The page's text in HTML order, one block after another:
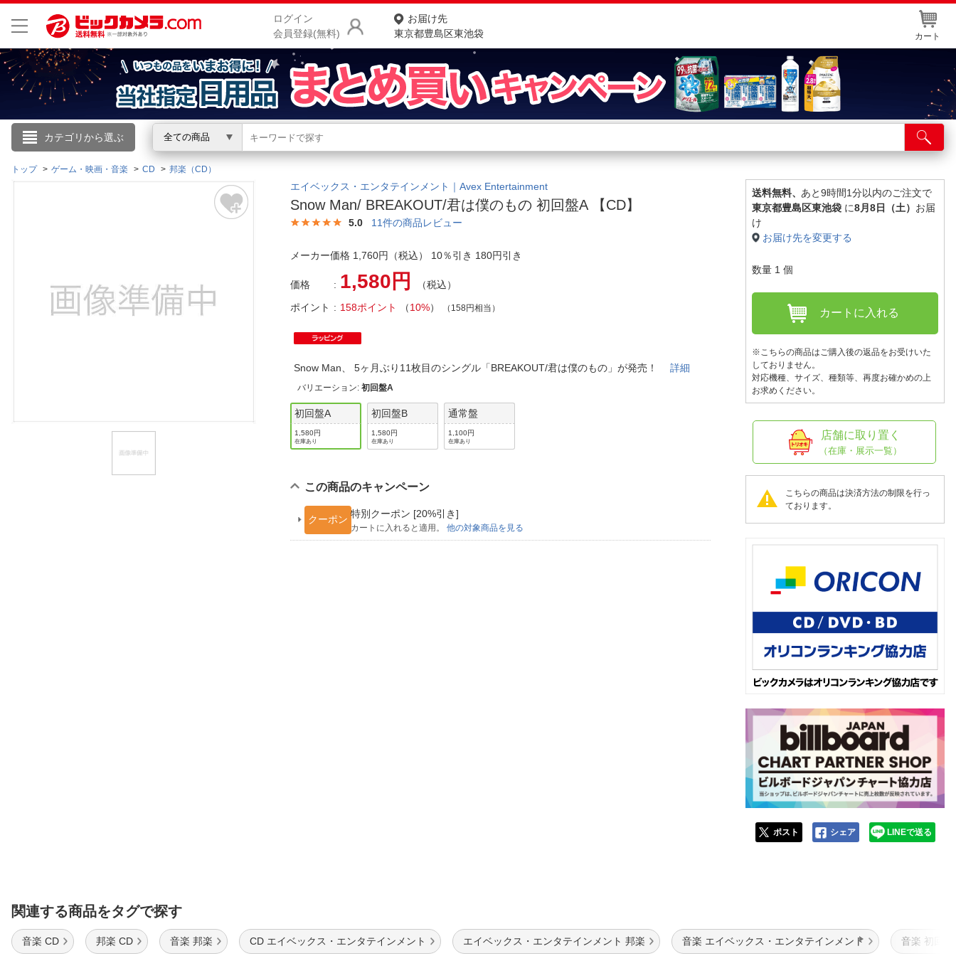
ログイン
会員登録(無料)
お届け先
東京都豊島区東池袋
カート
カテゴリから選ぶ 全ての商品
こんにちは
ログイン
閲覧履歴
商品をさがす
ランキングからさがす
カテゴリ一覧からさがす
お客様サポート
店舗サービス
ネット取り置き
店舗情報・店舗一覧
トップ ゲーム・映画・音楽 CD 邦楽（CD）
エイベックス・エンタテインメント｜Avex Entertainment
Snow Man/ BREAKOUT/君は僕のもの 初回盤A 【CD】
5.0 11件の商品レビュー
メーカー価格 1,760円（税込） 10％引き 180円引き
価格 1,580円
（税込）
ポイント
158ポイント （10%） （158円相当）
Snow Man、 5ヶ月ぶり11枚目のシングル「BREAKOUT/君は僕のもの」が発売！詳細
バリエーション:初回盤A
初回盤A
1,580円
在庫あり
初回盤B
1,580円
在庫あり
通常盤
1,100円
在庫あり
この商品のキャンペーン
クーポン
特別クーポン [20%引き]
カートに入れると適用。他の対象商品を見る
送料無料、 あと9時間1分以内のご注文で
東京都豊島区東池袋 に8月8日（土） お届
け
お届け先を変更する
数量 1 個
カートに入れる
※こちらの商品はご購入後の返品をお受けいた
しておりません。
対応機種、サイズ、種類等、再度お確かめの上
お求めください。
店舗に取り置く
（在庫・展示一覧）
こちらの商品は決済方法の制限を行っ
ております。
ポスト シェア LINEで送る
関連する商品をタグで探す
音楽 CD 邦楽 CD 音楽 邦楽 CD エイベックス・エンタテインメント エイベックス・エンタテインメント 邦楽 音楽 エイベックス・エンタテインメント 音楽 初回盤